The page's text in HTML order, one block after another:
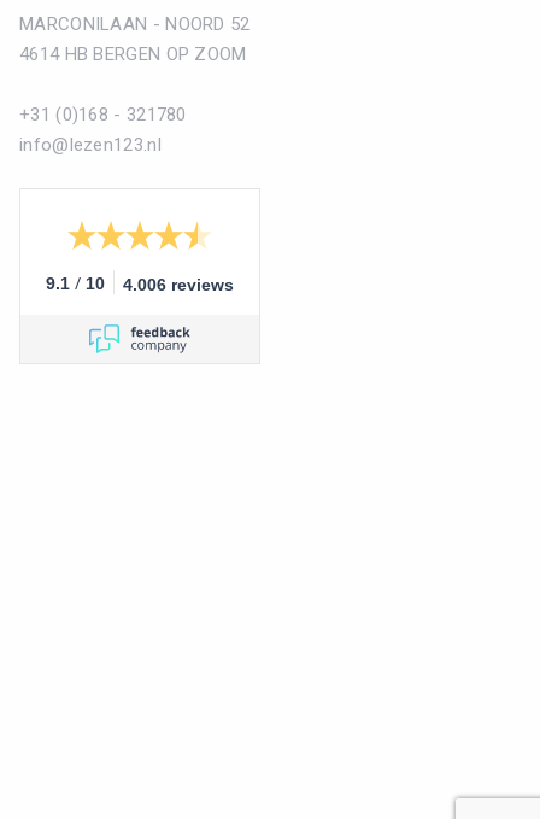
MARCONILAAN - NOORD 52
4614 HB BERGEN OP ZOOM
+31 (0)168 - 321780
info@lezen123.nl
9.1 / 10 4.006 reviews